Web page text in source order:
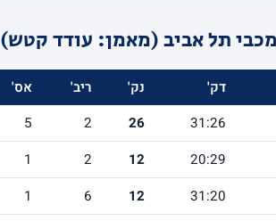
תל אביב (מאמן: עודד קטש)
דק' נק' ריב' אס'
31:26
26
2
5
20:29
12
2
1
31:20
12
6
1